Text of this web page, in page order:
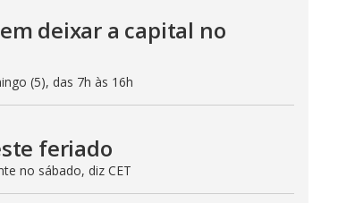
deixar a capital no
(5), das 7h às 16h
feriado
no sábado, diz CET